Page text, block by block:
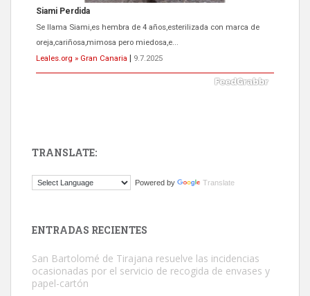
Siami Perdida
Se llama Siami,es hembra de 4 años,esterilizada con marca de
oreja,cariñosa,mimosa pero miedosa,e...
Leales.org » Gran Canaria
9.7.2025
El ayuntamiento se va a llevar a Los Gatos callejeros de la zona los
TRANSLATE:
Powered by Translate
ENTRADAS RECIENTES
San Bartolomé de Tirajana resuelve las incidencias
ocasionadas por el servicio de recogida de envases y
papel-cartón